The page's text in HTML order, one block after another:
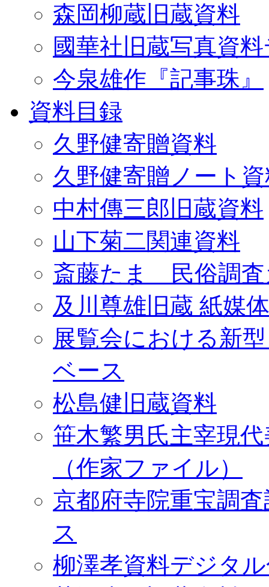
森岡柳蔵旧蔵資料
國華社旧蔵写真資
今泉雄作『記事珠』
資料目録
久野健寄贈資料
久野健寄贈ノート
中村傳三郎旧蔵資料
山下菊二関連資料
斎藤たま 民俗調査
及川尊雄旧蔵 紙媒
展覧会における新
ベース
松島健旧蔵資料
笹木繁男氏主宰現
（作家ファイル）
京都府寺院重宝調
ス
柳澤孝資料デジタ